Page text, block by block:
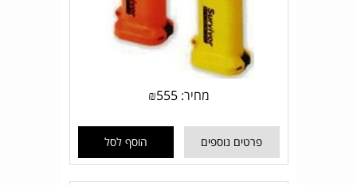
מחיר: ₪555
פרטים נוספים הוסף לסל